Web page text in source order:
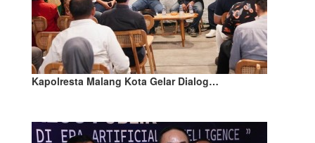
Kapolresta Malang Kota Gelar Dialog…